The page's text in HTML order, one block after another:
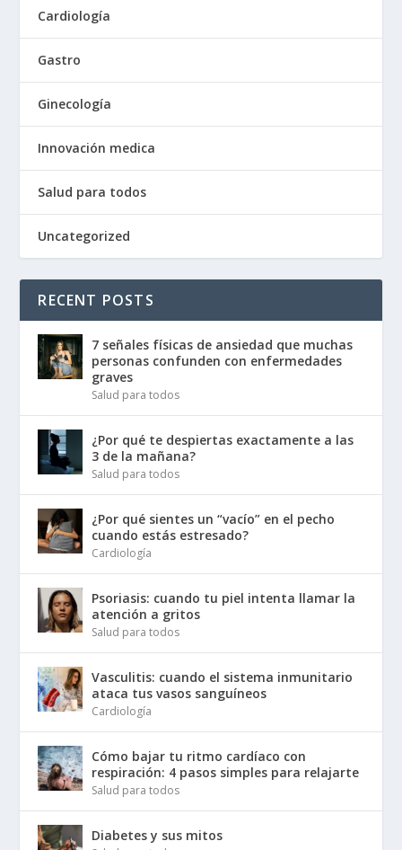
Cardiología
Gastro
Ginecología
Innovación medica
Salud para todos
Uncategorized
RECENT POSTS
7 señales físicas de ansiedad que muchas
personas confunden con enfermedades
graves
Salud para todos
¿Por qué te despiertas exactamente a las
3 de la mañana?
Salud para todos
¿Por qué sientes un “vacío” en el pecho
cuando estás estresado?
Cardiología
Psoriasis: cuando tu piel intenta llamar la
atención a gritos
Salud para todos
Vasculitis: cuando el sistema inmunitario
ataca tus vasos sanguíneos
Cardiología
Cómo bajar tu ritmo cardíaco con
respiración: 4 pasos simples para relajarte
Salud para todos
Diabetes y sus mitos